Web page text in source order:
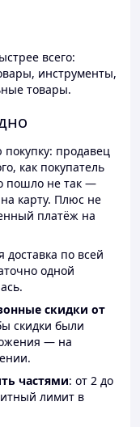
всего:
инструменты,
товары.
продавец
как покупатель
пошло не так —
карту. Плюс не
платёж на
по всей
одной
скидки от
скидки были
— на
частями: от 2 до
лимит в